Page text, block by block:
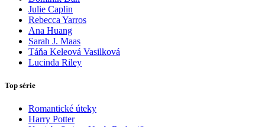
Julie Caplin
Rebecca Yarros
Ana Huang
Sarah J. Maas
Táňa Keleová Vasilková
Lucinda Riley
Top série
Romantické úteky
Harry Potter